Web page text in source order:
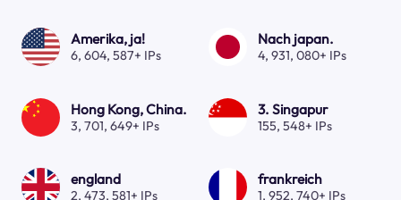
Amerika, ja!
6, 604, 587+ IPs
Nach japan.
4, 931, 080+ IPs
Hong Kong, China.
3, 701, 649+ IPs
3. Singapur
155, 548+ IPs
england
2, 473, 581+ IPs
frankreich
1, 952, 740+ IPs